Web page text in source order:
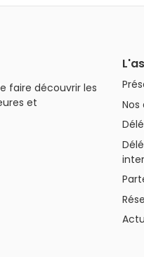
faire découvrir les
et
Nos